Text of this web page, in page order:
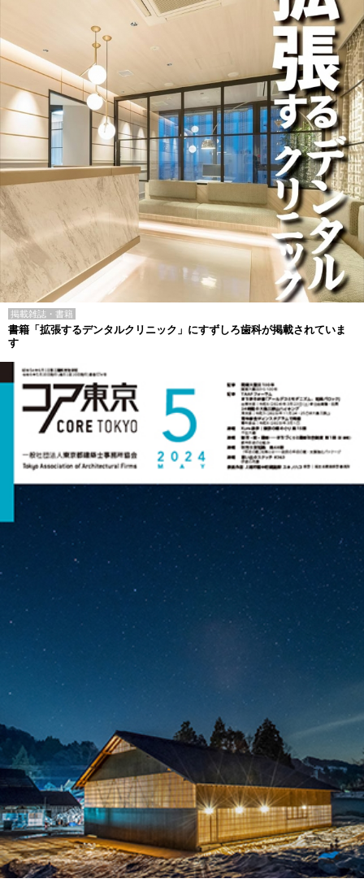
掲載雑誌・書籍
書籍「拡張するデンタルクリニック」にすずしろ歯科が掲載されていま
す